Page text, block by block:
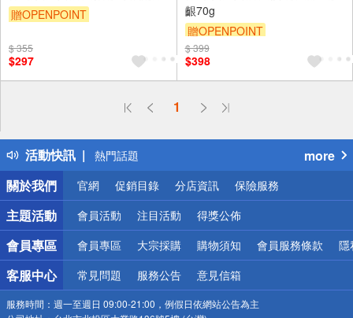
贈OPENPOINT
贈OPENPOINT
$ 355
$297
齦70g
贈OPENPOINT
贈OPENPOINT
贈OPENPOINT
贈$200
$ 399
$398
1
活動快訊
偏遠地區配送
得獎公告
熱門話題
銀行優惠
偏遠地區配送
詐騙網頁！請小心！
more
關於我們
官網 促銷目錄 分店資訊 保險服務
主題活動 會員活動 注目活動 得獎公佈
會員專區 會員專區 大宗採購 購物須知 會員服務條款 隱
客服中心 常見問題 服務公告 意見信箱
服務時間： 週一至週日 09:00-21:00，例假日依網站公告為主